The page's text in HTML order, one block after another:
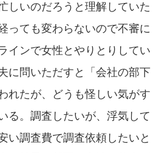
しいのだろうと理解していた
っても変わらないので不審に
インで女性とやりとりしてい
に問いただすと「会社の部下
れたが、どうも怪しい気がす
る。調査したいが、浮気して
い調査費で調査依頼したいと